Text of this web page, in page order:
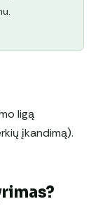
ligą
įkandimą).